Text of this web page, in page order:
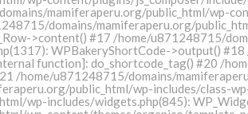
mamiferaperu.org/public_html/wp-
domains/mamiferaperu.org/
>content() #17 /home/u871248715/
WPBakeryShortCode->output()
function]: do_shortcode_tag() #20 /
/home/u871248715/domains/
public_html/wp-includes/class-
wp-includes/widgets.php(845):